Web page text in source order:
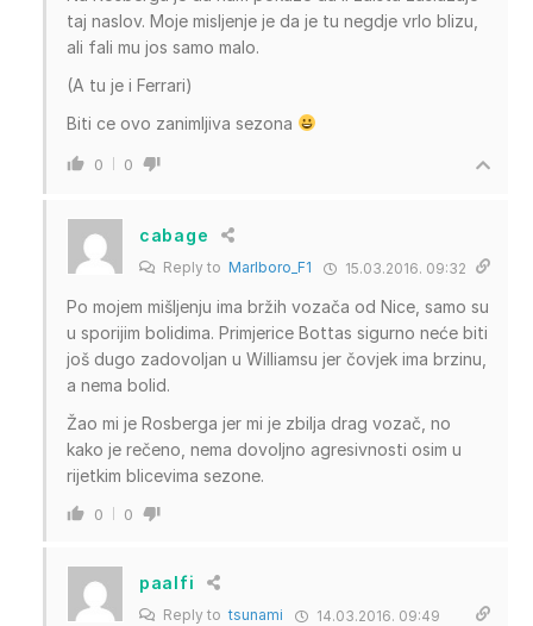
taj naslov. Moje misljenje je da je tu negdje vrlo blizu,
ali fali mu jos samo malo.
(A tu je i Ferrari)
Biti ce ovo zanimljiva sezona
0 0
cabage
Reply to Marlboro_F1 15.03.2016. 09:32
Po mojem mišljenju ima bržih vozača od Nice, samo su
u sporijim bolidima. Primjerice Bottas sigurno neće biti
još dugo zadovoljan u Williamsu jer čovjek ima brzinu,
a nema bolid.
Žao mi je Rosberga jer mi je zbilja drag vozač, no
kako je rečeno, nema dovoljno agresivnosti osim u
rijetkim blicevima sezone.
0 0
paalfi
Reply to tsunami 14.03.2016. 09:49